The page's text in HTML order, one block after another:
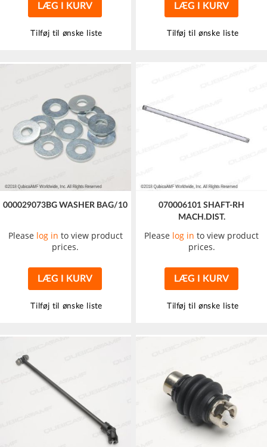
LÆG I KURV
Tilføj til ønske liste
LÆG I KURV
Tilføj til ønske liste
000029073BG WASHER BAG/10
Please log in to view product
prices.
LÆG I KURV
Tilføj til ønske liste
070006101 SHAFT-RH
MACH.DIST.
Please log in to view product
prices.
LÆG I KURV
Tilføj til ønske liste